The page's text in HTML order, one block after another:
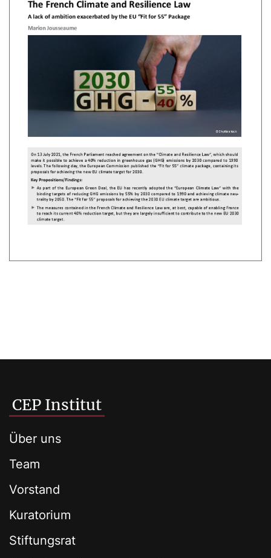
CEP Institut
Über uns
Team
Vorstand
Kuratorium
Stiftungsrat